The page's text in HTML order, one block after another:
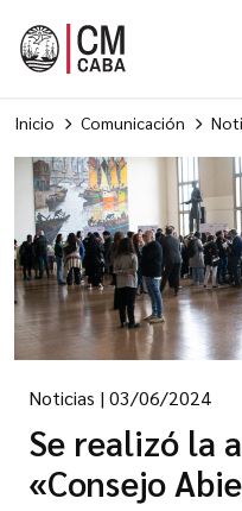
Inicio Comunicación
Noticias | 03/06/2024
Se realizó la
«Consejo